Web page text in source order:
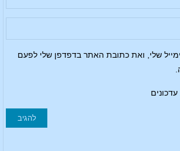
שלי, ואת כתובת האתר בדפדפן שלי לפעם